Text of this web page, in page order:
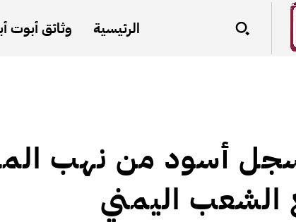
الرئيسية وثائق أبوت
سجل أسود من نهب
الشعب اليمني